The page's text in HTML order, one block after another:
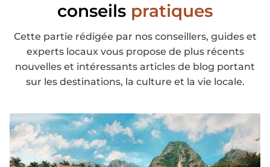
conseils pratiques
Cette partie rédigée par nos conseillers, guides et
experts locaux vous propose de plus récents
nouvelles et intéressants articles de blog portant
sur les destinations, la culture et la vie locale.